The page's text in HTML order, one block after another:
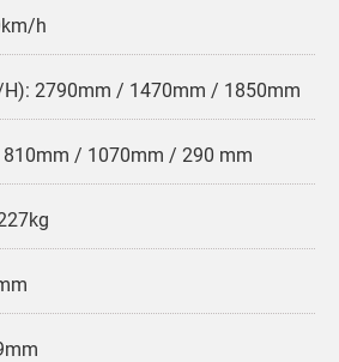
h
2790mm / 1470mm / 1850mm
/ 1070mm / 290 mm